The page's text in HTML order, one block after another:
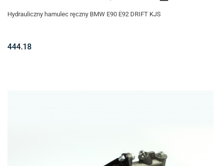
Hydrauliczny hamulec ręczny BMW E90 E92 DRIFT KJS
444.18